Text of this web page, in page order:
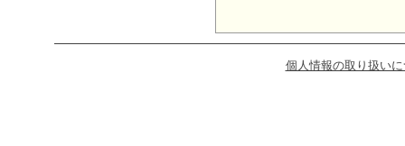
個人情報の取り扱い